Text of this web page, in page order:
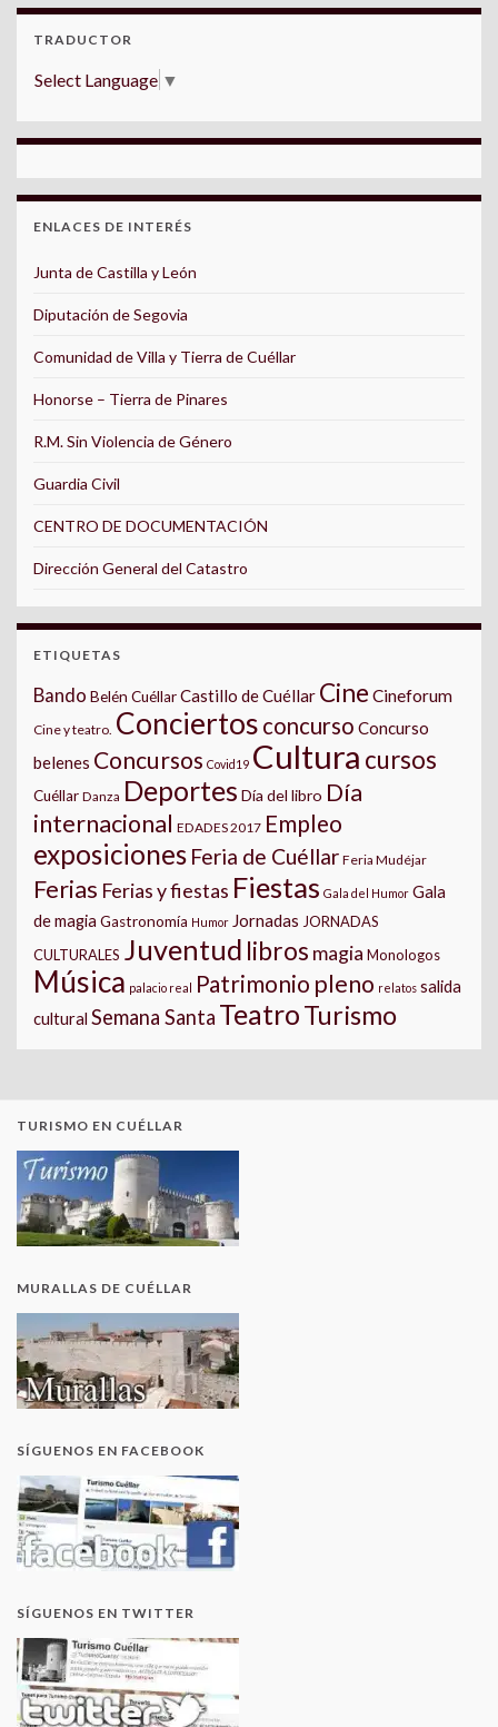
TRADUCTOR
Select Language ▼
ENLACES DE INTERÉS
Junta de Castilla y León
Diputación de Segovia
Comunidad de Villa y Tierra de Cuéllar
Honorse – Tierra de Pinares
R.M. Sin Violencia de Género
Guardia Civil
CENTRO DE DOCUMENTACIÓN
Dirección General del Catastro
ETIQUETAS
Bando Belén CuéllarCastillo de Cuéllar Cine Cineforum
Cine y teatro. Conciertos concurso Concurso
belenes Concursos Covid19 Cultura cursos
Cuéllar Danza Deportes Día del libro Día
internacional EDADES 2017 Empleo
exposiciones Feria de Cuéllar Feria Mudéjar
Ferias Ferias y fiestas Fiestas Gala del Humor Gala
de magia Gastronomía Humor Jornadas JORNADAS
CULTURALES Juventud libros magia Monologos
Música palacio real Patrimonio pleno relatos salida
cultural Semana Santa TeatroTurismo
TURISMO EN CUÉLLAR
MURALLAS DE CUÉLLAR
SÍGUENOS EN FACEBOOK
SÍGUENOS EN TWITTER